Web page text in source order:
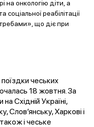
на онкологію діти, а
реабілітації
що діє при
чеських
18 жовтня. За
Східній Україні,
Слов’янську, Харкові і
і чеське